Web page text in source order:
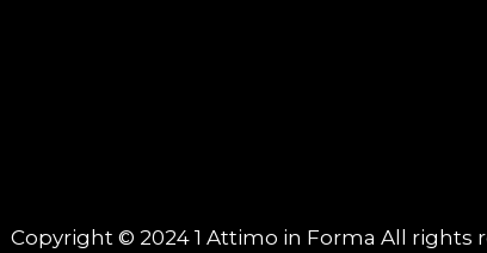
Copyright © 2024 1 Attimo in Forma All rights